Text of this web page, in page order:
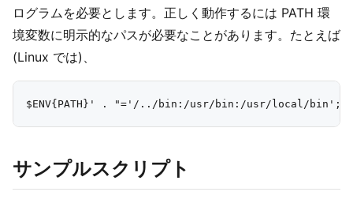
ログラムを必要とします。正しく動作するには PATH 環
境変数に明示的なパスが必要なことがあります。たとえば
(Linux では)、
サンプルスクリプト